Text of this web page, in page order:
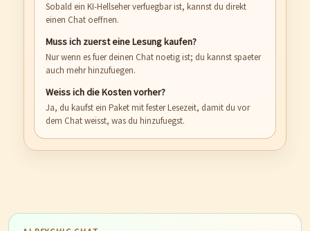
Sobald ein KI-Hellseher verfuegbar ist, kannst du direkt
einen Chat oeffnen.
Muss ich zuerst eine Lesung kaufen?
Nur wenn es fuer deinen Chat noetig ist; du kannst spaeter
auch mehr hinzufuegen.
Weiss ich die Kosten vorher?
Ja, du kaufst ein Paket mit fester Lesezeit, damit du vor
dem Chat weisst, was du hinzufuegst.